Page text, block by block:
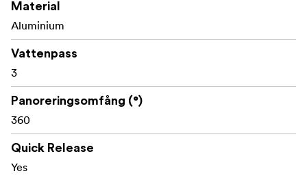
Material
Aluminium
Vattenpass
3
Panoreringsomfång (°)
360
Quick Release
Yes